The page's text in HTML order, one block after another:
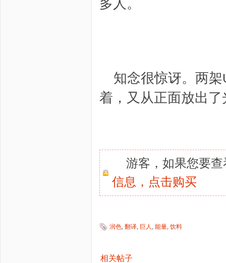
多人。
知念很惊讶。两架
着，又从正面放出了
游客，如果您要
信息， 点击购买
润色, 翻译, 巨人, 能量, 饮料
相关帖子